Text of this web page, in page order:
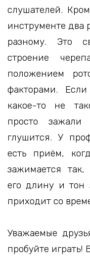
слушателей.
инструменте два
разному. Это
строение
положением
факторами.
какое-то не
просто
глушится. У
есть приём,
зажимается
его длину и тон
приходит со
Уважаемые
пробуйте играть!